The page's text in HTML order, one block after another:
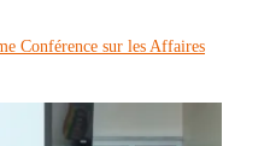
Conférence sur les Affaires